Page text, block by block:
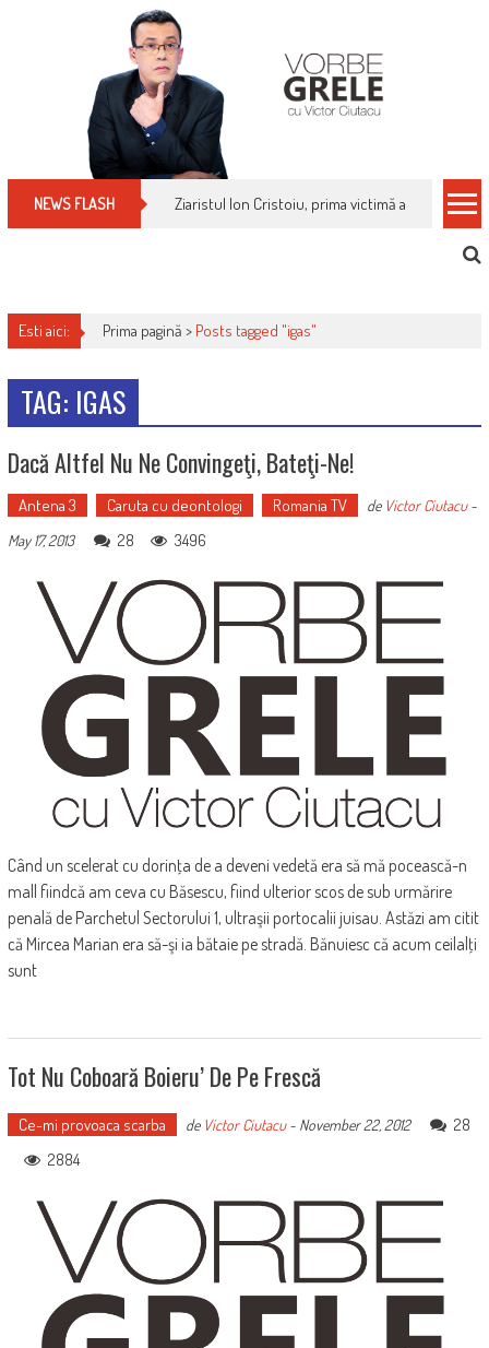
NEWS FLASH Ziaristul Ion Cristoiu, prima victimă a noi
Esti aici: Prima pagină > Posts tagged "igas"
TAG: IGAS
Dacă Altfel Nu Ne Convingeţi, Bateţi-Ne!
Antena 3 Caruta cu deontologi Romania TV de Victor Ciutacu-
May 17, 2013
28 3496
Când un scelerat cu dorinţa de a deveni vedetă era să mă pocească-n
mall fiindcă am ceva cu Băsescu, fiind ulterior scos de sub urmărire
penală de Parchetul Sectorului 1, ultraşii portocalii juisau. Astăzi am citit
că Mircea Marian era să-şi ia bătaie pe stradă. Bănuiesc că acum ceilalţi
sunt
Tot Nu Coboară Boieru’ De Pe Frescă
Ce-mi provoaca scarba de Victor Ciutacu- November 22, 2012
28
2884